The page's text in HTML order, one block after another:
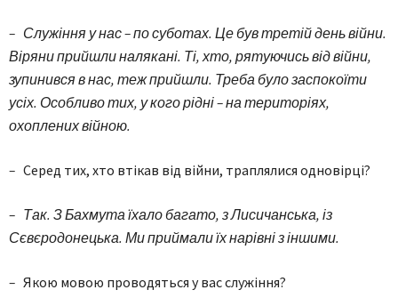
– Служіння у нас – по суботах. Це був третій день війни.
Віряни прийшли налякані. Ті, хто, рятуючись від війни,
зупинився в нас, теж прийшли. Треба було заспокоїти
усіх. Особливо тих, у кого рідні – на територіях,
охоплених війною.
– Серед тих, хто втікав від війни, траплялися одновірці?
– Так. З Бахмута їхало багато, з Лисичанська, із
Сєвєродонецька. Ми приймали їх нарівні з іншими.
– Якою мовою проводяться у вас служіння?